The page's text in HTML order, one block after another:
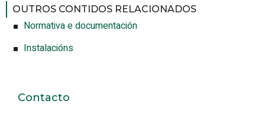
OUTROS CONTIDOS RELACIONADOS
Normativa e documentación
Instalacións
Contacto